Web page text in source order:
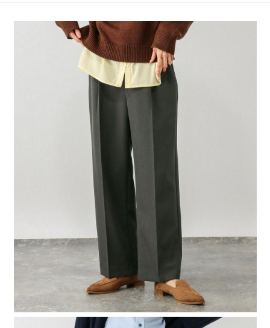
【繳款方式說明】
1.分期款項不併入電信帳單，「大哥付你分期」於每月結算日後寄送繳費提
2.透過簡訊連結打開帳單後，可選擇「超商條碼／台灣大直營門市／銀行轉
帳／街口支付／iPASS MONEY」等通路繳費。
1.本服務係由「台灣大哥大股份有限公司」（以下簡稱本公司）所提供，讓
用戶於交易時，得透過本服務購買商品或服務，並由商店將買賣／分期付款
買賣價金債權讓與本公司後，依約使用本公司帳單繳交帳款。
2.基於同意付款使用「大哥付你分期」之契約關係目的，商店將以您的個人
資料（包含姓名、電話或地址）提供予台灣大哥大進項蒐集、處理及利用，
由本公司與您本人進行分期帳單所需資料之確認、核對及更正。
3.完整用戶服務條款，請詳閱以下連結：
https://oppay.tw/userRule
３．安心：先確認商品／服務後，再付款。
【「AFTEE先享後付」結帳流程】
１．於結帳方式選擇「AFTEE先享後付」後，將跳轉至「AFTEE先享後付」
結帳頁面，進行簡訊認證並確認金額後，即可完成結帳。
２．訂單成立數日內，您將收到繳費通知簡訊。
３．收到繳費通知簡訊後14天內，點擊此簡訊中的連結，可透過四大超商／
ATM／網路銀行／等多元方式進行付款，方視為交易完成。
※ 請注意：結帳手續完成當下不需立刻繳費，但若您需要取消訂單，請聯絡
購買商品的店家。未經商家同意取消之訂單仍視為有效，需透過AFTEE先享
※ 交易是否成功請以「AFTEE先享後付 」之結帳頁面顯示為準，若有關於
是否繳費成功／繳費後需取消欲退款等相關疑問，請聯繫「AFTEE先享後付
https://netprotections.freshdesk.com/support/home
１．透過由恩沛科技股份有限公司提供之「AFTEE先享後付」服務完成之交
易，需依本服務之必要範圍內提供個人資料，並將交易相關給付款項請求債
權轉讓予恩沛科技股份有限公司。
２．關於個人資料處理事宜，請瀏覽以下網址：
https://aftee.tw/terms/#terms3
３．未成年的使用者請事先徵得法定代理人或監護人之同意方可使用
「AFTEE先享後付」，若未經同意申辦者引起之損失，本公司不負相關責
４．使用「AFTEE先享後付」時，將依據個別帳號之用戶狀況，依本公司即
時審查核予不同之上限額度；若仍有額度不足之情形，本公司將視審查結果
請求用戶進行身份認證。
５．嚴禁一人註冊多個帳號或使用他人資訊註冊。若發現惡意使用之情形，
恩沛科技股份有限公司將有權停止該用戶之使用額度並採取法律行動。
每筆NT$80，滿NT$888(含以上)免運費
付款後 全家取貨
每筆NT$80，滿NT$888(含以上)免運費
每筆NT$80，滿NT$1,500(含以上)免運費
每筆NT$80，滿NT$1,500(含以上)免運費
每筆NT$80，滿NT$1,500(含以上)免運費